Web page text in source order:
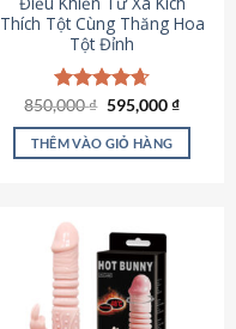
Thích Tột Cùng Thăng Hoa
Tột Đỉnh
Được xếp
hạng4.69
5 sao
850,000₫ Giá
là:
850,000 ₫.
595,000₫Giá
tại
THÊM VÀO GIỎ HÀNG